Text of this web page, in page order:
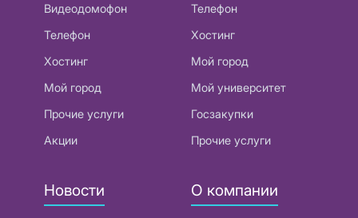
Видеодомофон
Телефон
Хостинг
Мой город
Прочие услуги
Акции
Телефон
Хостинг
Мой город
Мой университет
Госзакупки
Прочие услуги
Новости О компании